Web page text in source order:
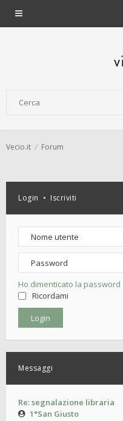
Vecio.it Forum
Login • Iscriviti
Ho dimenticato la password
Ricordami
Messaggi
Re: segnalazione libraria
1°San Giusto